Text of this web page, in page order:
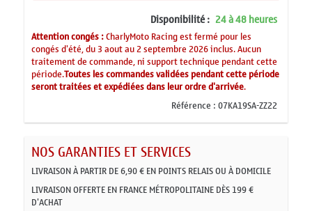
Disponibilité : 24 à 48 heures
Attention congés :CharlyMoto Racing est fermé pour les
congés d'été, du 3 aout au 2 septembre 2026 inclus. Aucun
traitement de commande, ni support technique pendant cette
période.Toutes les commandes validées pendant cette période
seront traitées et expédiées dans leur ordre d'arrivée.
Référence :07KA19SA-ZZ22
NOS GARANTIES ET SERVICES
LIVRAISON À PARTIR DE 6,90 € EN POINTS RELAIS OU À DOMICILE
LIVRAISON OFFERTE EN FRANCE MÉTROPOLITAINE DÈS 199 €
D'ACHAT